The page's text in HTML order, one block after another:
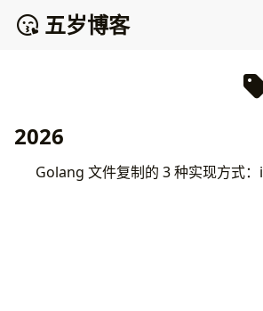
五岁博客
2026